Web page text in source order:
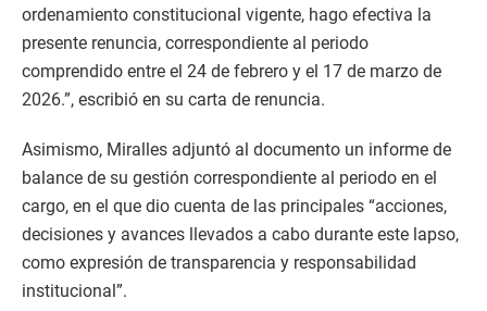
ordenamiento constitucional vigente, hago efectiva la
presente renuncia, correspondiente al periodo
comprendido entre el 24 de febrero y el 17 de marzo de
2026.”, escribió en su carta de renuncia.
Asimismo, Miralles adjuntó al documento un informe de
balance de su gestión correspondiente al periodo en el
cargo, en el que dio cuenta de las principales “acciones,
decisiones y avances llevados a cabo durante este lapso,
como expresión de transparencia y responsabilidad
institucional”.